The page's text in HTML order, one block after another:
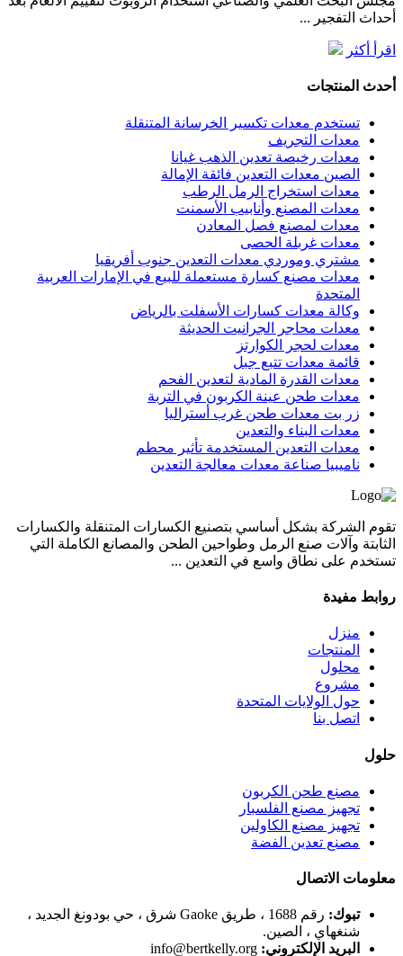
أحداث التفجير ...
اقرأ أكثر
أحدث المنتجات
تستخدم معدات تكسير الخرسانة المتنقلة
معدات التجريف
معدات رخيصة تعدين الذهب غيانا
الصين معدات التعدين فائقة الإمالة
معدات استخراج الرمل الرطب
معدات المصنع وأنابيب الأسمنت
معدات لمصنع فصل المعادن
معدات غربلة الحصى
مشتري وموردي معدات التعدين جنوب أفريقيا
معدات مصنع كسارة مستعملة للبيع في الإمارات العربية
المتحدة
وكالة معدات كسارات الأسفلت بالرياض
معدات محاجر الجرانيت الحديثة
معدات لحجر الكوارتز
قائمة معدات تتبع جبل
معدات القدرة المادية لتعدين الفحم
معدات طحن عينة الكربون في التربة
زر بت معدات طحن غرب أستراليا
معدات البناء والتعدين
معدات التعدين المستخدمة تأثير محطم
ناميبيا صناعة معدات معالجة التعدين
تقوم الشركة بشكل أساسي بتصنيع الكسارات المتنقلة والكسارات
الثابتة وآلات صنع الرمل وطواحين الطحن والمصانع الكاملة التي
تستخدم على نطاق واسع في التعدين ...
روابط مفيدة
منزل
المنتجات
محلول
مشروع
حول الولايات المتحدة
اتصل بنا
حلول
مصنع طحن الكربون
تجهيز مصنع الفلسبار
تجهيز مصنع الكاولين
مصنع تعدين الفضة
معلومات الاتصال
تبوك:
رقم 1688 ، طريق Gaoke شرق ، حي بودونغ الجديد ،
شنغهاي ، الصين.
البريد الإلكتروني: info@bertkelly.org